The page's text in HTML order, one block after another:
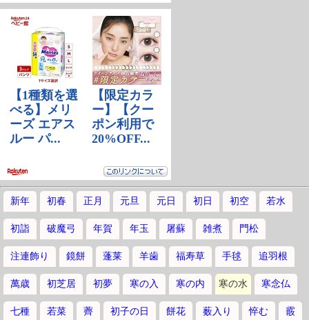
新年 初春 正月 元旦 元日 初日 初空 若水
初詣 破魔弓 年賀 年玉 屠蘇 雑煮 門松
注連飾り 鏡餅 蓬莱 羊歯 福寿草 手毬 追羽根
萬歳 初芝居 初夢 寒の入 寒の内 寒の水 寒念仏
七種 若菜 薺 初子の日 餅花 薮入り 悴む 霰